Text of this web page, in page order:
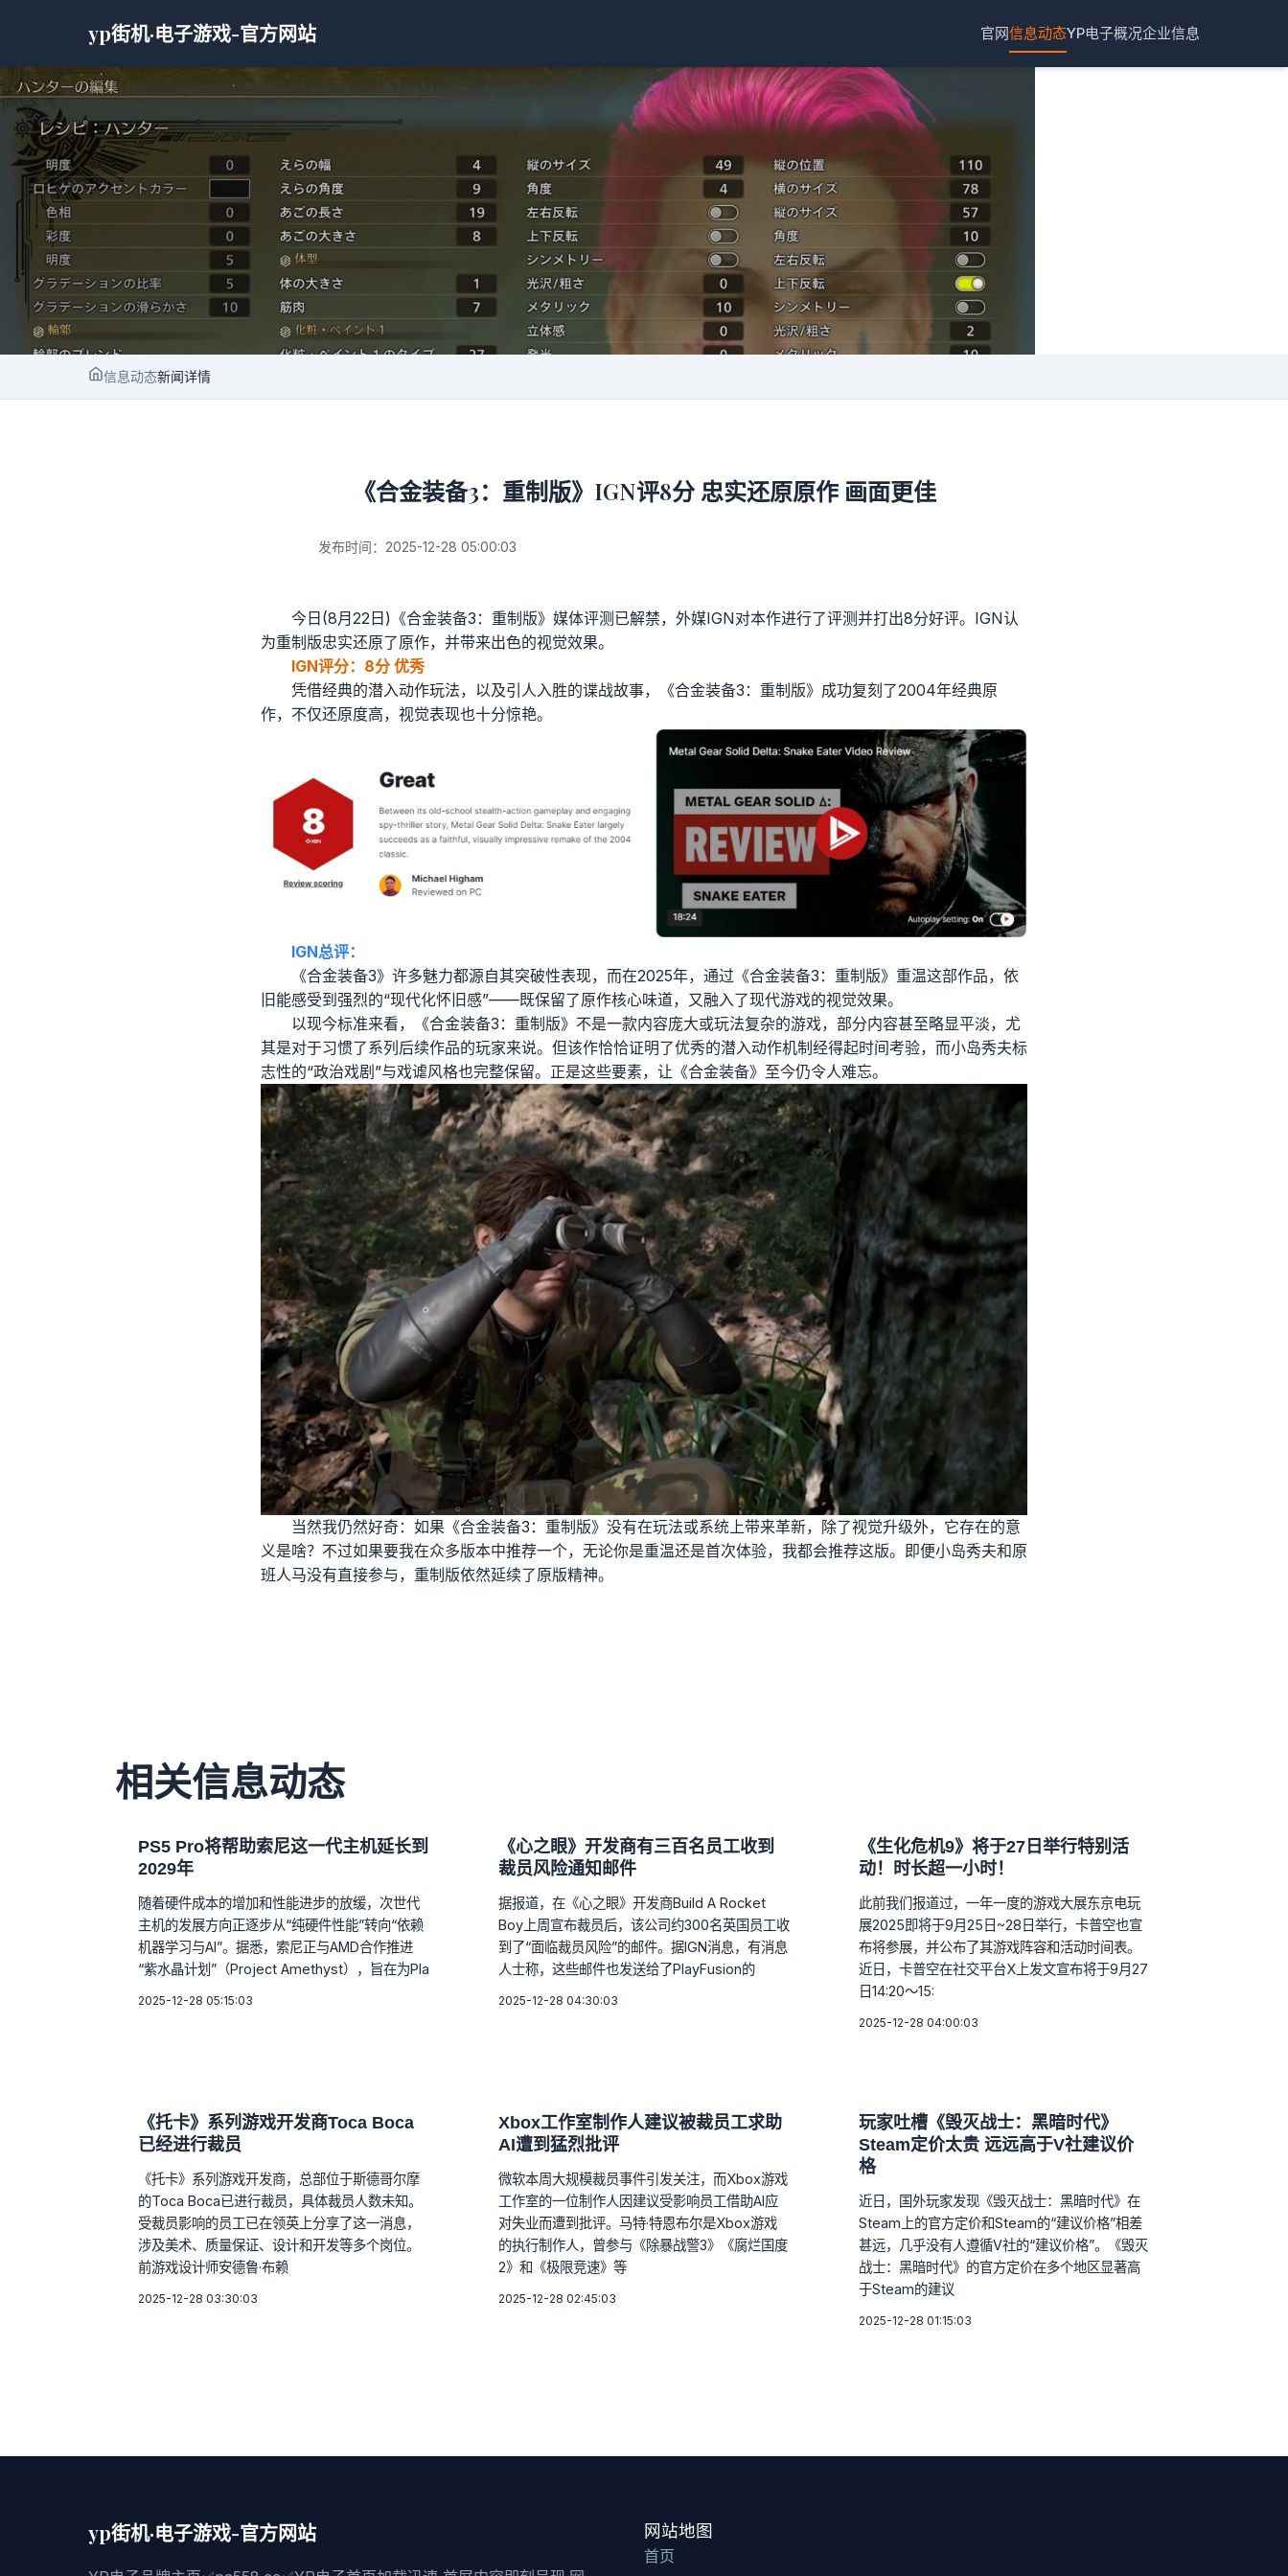
yp街机·电子游戏-官方网站 官网信息动态YP电子概况企业信息
信息动态新闻详情
《合金装备3：重制版》IGN评8分 忠实还原原作 画面更佳
发布时间：2025-12-28 05:00:03
今日(8月22日)《合金装备3：重制版》媒体评测已解禁，外媒IGN对本作进行了评测并打出8分好评。IGN认
为重制版忠实还原了原作，并带来出色的视觉效果。
IGN评分：8分 优秀
凭借经典的潜入动作玩法，以及引人入胜的谍战故事，《合金装备3：重制版》成功复刻了2004年经典原
作，不仅还原度高，视觉表现也十分惊艳。
IGN总评：
《合金装备3》许多魅力都源自其突破性表现，而在2025年，通过《合金装备3：重制版》重温这部作品，依
旧能感受到强烈的“现代化怀旧感”——既保留了原作核心味道，又融入了现代游戏的视觉效果。
以现今标准来看，《合金装备3：重制版》不是一款内容庞大或玩法复杂的游戏，部分内容甚至略显平淡，尤
其是对于习惯了系列后续作品的玩家来说。但该作恰恰证明了优秀的潜入动作机制经得起时间考验，而小岛秀夫标
志性的“政治戏剧”与戏谑风格也完整保留。正是这些要素，让《合金装备》至今仍令人难忘。
当然我仍然好奇：如果《合金装备3：重制版》没有在玩法或系统上带来革新，除了视觉升级外，它存在的意
义是啥？不过如果要我在众多版本中推荐一个，无论你是重温还是首次体验，我都会推荐这版。即便小岛秀夫和原
班人马没有直接参与，重制版依然延续了原版精神。
相关信息动态
PS5 Pro将帮助索尼这一代主机延长到
2029年
随着硬件成本的增加和性能进步的放缓，次世代
主机的发展方向正逐步从“纯硬件性能”转向“依赖
机器学习与AI”。据悉，索尼正与AMD合作推进
“紫水晶计划”（Project Amethyst），旨在为Pla
2025-12-28 05:15:03
《心之眼》开发商有三百名员工收到
裁员风险通知邮件
据报道，在《心之眼》开发商Build A Rocket
Boy上周宣布裁员后，该公司约300名英国员工收
到了“面临裁员风险”的邮件。据IGN消息，有消息
人士称，这些邮件也发送给了PlayFusion的
2025-12-28 04:30:03
《生化危机9》将于27日举行特别活
动！时长超一小时！
此前我们报道过，一年一度的游戏大展东京电玩
展2025即将于9月25日~28日举行，卡普空也宣
布将参展，并公布了其游戏阵容和活动时间表。
近日，卡普空在社交平台X上发文宣布将于9月27
日14:20～15:
2025-12-28 04:00:03
《托卡》系列游戏开发商Toca Boca
已经进行裁员
《托卡》系列游戏开发商，总部位于斯德哥尔摩
的Toca Boca已进行裁员，具体裁员人数未知。
受裁员影响的员工已在领英上分享了这一消息，
涉及美术、质量保证、设计和开发等多个岗位。
前游戏设计师安德鲁·布赖
2025-12-28 03:30:03
Xbox工作室制作人建议被裁员工求助
AI遭到猛烈批评
微软本周大规模裁员事件引发关注，而Xbox游戏
工作室的一位制作人因建议受影响员工借助AI应
对失业而遭到批评。马特·特恩布尔是Xbox游戏
的执行制作人，曾参与《除暴战警3》《腐烂国度
2》和《极限竞速》等
2025-12-28 02:45:03
玩家吐槽《毁灭战士：黑暗时代》
Steam定价太贵 远远高于V社建议价
格
近日，国外玩家发现《毁灭战士：黑暗时代》在
Steam上的官方定价和Steam的“建议价格”相差
甚远，几乎没有人遵循V社的“建议价格”。《毁灭
战士：黑暗时代》的官方定价在多个地区显著高
于Steam的建议
2025-12-28 01:15:03
yp街机·电子游戏-官方网站 网站地图
首页